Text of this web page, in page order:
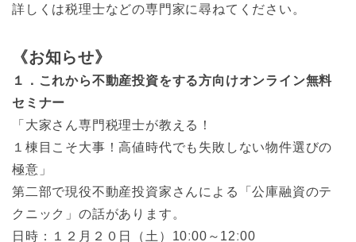
詳しくは税理士などの専門家に尋ねてください。
《お知らせ》
１．これから不動産投資をする方向けオンライン無料
セミナー
「大家さん専門税理士が教える！
１棟目こそ大事！高値時代でも失敗しない物件選びの
極意」
第二部で現役不動産投資家さんによる「公庫融資のテ
クニック」の話があります。
日時：１２月２０日（土）10ː00～12ː00